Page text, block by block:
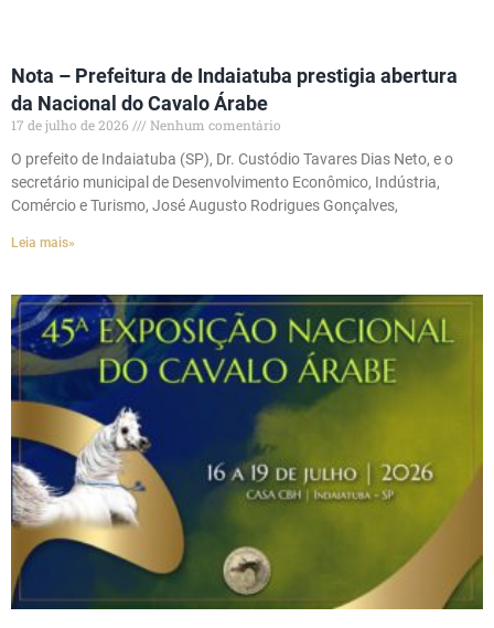
Nota – Prefeitura de Indaiatuba prestigia abertura
da Nacional do Cavalo Árabe
17 de julho de 2026
Nenhum comentário
O prefeito de Indaiatuba (SP), Dr. Custódio Tavares Dias Neto, e o
secretário municipal de Desenvolvimento Econômico, Indústria,
Comércio e Turismo, José Augusto Rodrigues Gonçalves,
Leia mais»